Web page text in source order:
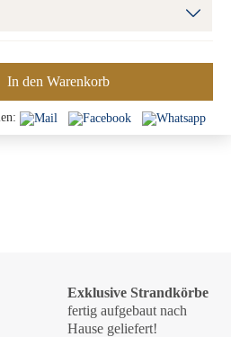
In den Warenkorb
Exklusive Strandkörbe
fertig aufgebaut nach
Hause geliefert!